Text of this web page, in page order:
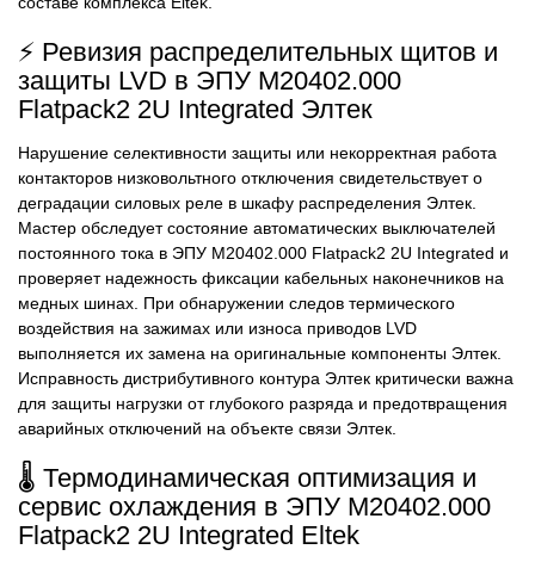
⚡ Ревизия распределительных щитов и
защиты LVD в ЭПУ M20402.000
Flatpack2 2U Integrated Элтек
Нарушение селективности защиты или некорректная работа
контакторов низковольтного отключения свидетельствует о
деградации силовых реле в шкафу распределения Элтек.
Мастер обследует состояние автоматических выключателей
постоянного тока в ЭПУ M20402.000 Flatpack2 2U Integrated и
проверяет надежность фиксации кабельных наконечников на
медных шинах. При обнаружении следов термического
воздействия на зажимах или износа приводов LVD
выполняется их замена на оригинальные компоненты Элтек.
Исправность дистрибутивного контура Элтек критически важна
для защиты нагрузки от глубокого разряда и предотвращения
аварийных отключений на объекте связи Элтек.
🌡️ Термодинамическая оптимизация и
сервис охлаждения в ЭПУ M20402.000
Flatpack2 2U Integrated Eltek